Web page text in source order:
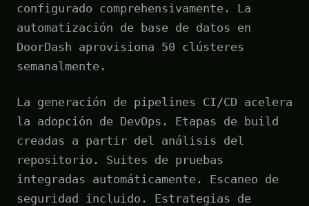
configurado comprehensivamente. La
automatización de base de datos en
DoorDash aprovisiona 50 clústeres
semanalmente.
La generación de pipelines CI/CD acelera
la adopción de DevOps. Etapas de build
creadas a partir del análisis del
repositorio. Suites de pruebas
integradas automáticamente. Escaneo de
seguridad incluido. Estrategias de